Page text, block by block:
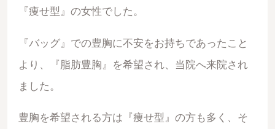
『痩せ型』の女性でした。
『バッグ』での豊胸に不安をお持ちであったこと
より、『脂肪豊胸』を希望され、当院へ来院され
ました。
豊胸を希望される方は『痩せ型』の方も多く、そ